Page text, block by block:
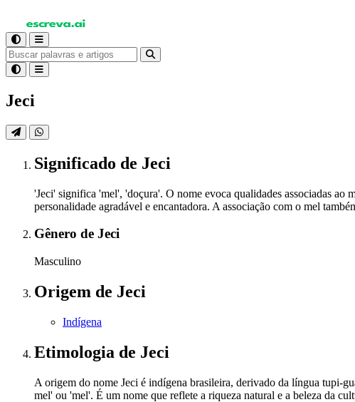
Jeci
Significado de Jeci
'Jeci' significa 'mel', 'doçura'. O nome evoca qualidades associadas ao
personalidade agradável e encantadora. A associação com o mel
Gênero de Jeci
Masculino
Origem de Jeci
Indígena
Etimologia de Jeci
A origem do nome Jeci é indígena brasileira, derivado da língua tupi-
mel' ou 'mel'. É um nome que reflete a riqueza natural e a beleza da